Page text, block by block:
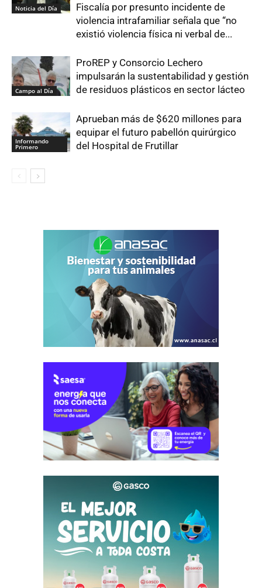
Noticia del Día
Fiscalía por presunto incidente de
violencia intrafamiliar señala que “no
existió violencia física ni verbal de...
Campo al Día
ProREP y Consorcio Lechero
impulsarán la sustentabilidad y gestión
de residuos plásticos en sector lácteo
Informando
Primero
Aprueban más de $620 millones para
equipar el futuro pabellón quirúrgico
del Hospital de Frutillar